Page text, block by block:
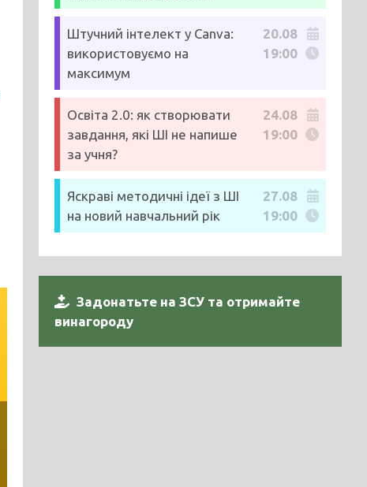
Штучний інтелект у Canva:
використовуємо на
максимум
20.08
19:00
Освіта 2.0: як створювати
завдання, які ШІ не напише
за учня?
24.08
19:00
Яскраві методичні ідеї з ШІ
на новий навчальний рік
27.08
19:00
Задонатьте на ЗСУ та отримайте
винагороду